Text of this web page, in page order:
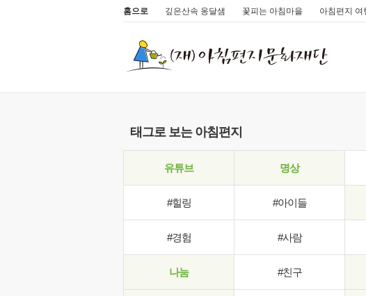
홈으로 깊은산속 옹달샘 꽃피는 아침마을 아침편지 여
태그로 보는 아침편지
유튜브 명상
#힐링 #아이들
#경험 #사람
나눔 #친구